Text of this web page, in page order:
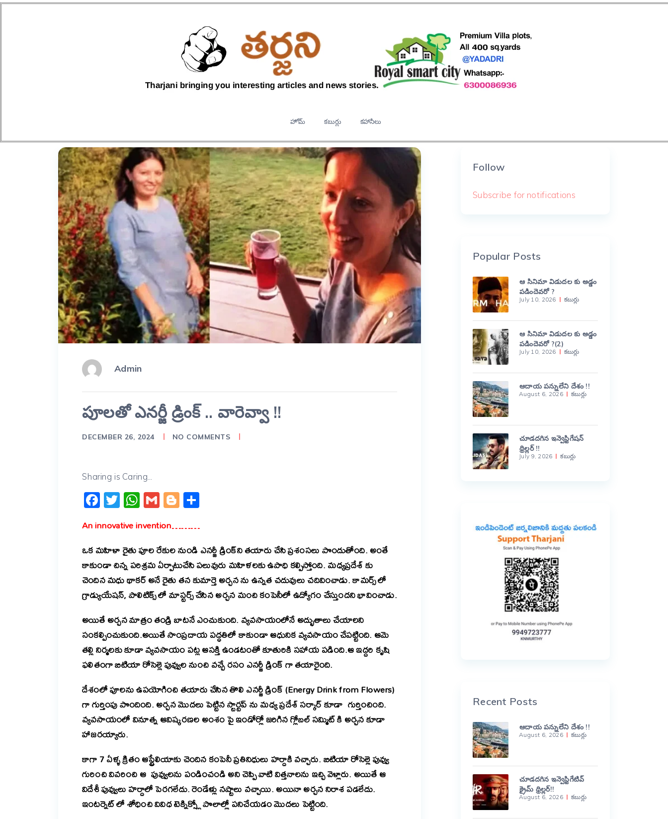
హోమ్ కబుర్లు కహానీలు
Admin
పూలతో ఎనర్జీ డ్రింక్ .. వారెవ్వా !!
DECEMBER 26, 2024 NO COMMENTS
Sharing is Caring...
Facebook
Twitter
WhatsApp
GmailBlogger
An innovative invention………
ఒక మహిళా రైతు పూల రేకుల నుండి ఎనర్జీ డ్రింక్‌ని తయారు చేసి ప్రశంసలు పొందుతోంది. అంతే
కాకుండా చిన్న పరిశ్రమ ఏర్పాటుచేసి పలువురు మహిళలకు ఉపాధి కల్పిస్తోంది. మధ్యప్రదేశ్ కు
చెందిన మధు థాకర్ అనే రైతు తన కుమార్తె అర్చన ను ఉన్నత చదువులు చదివించాడు. కామర్స్ లో
గ్రాడ్యుయేషన్, పాలిటిక్స్ లో మాస్టర్స్ చేసిన అర్చన మంచి కంపెనీలో ఉద్యోగం చేస్తుందని భావించాడు.
అయితే అర్చన మాత్రం తండ్రి బాటనే ఎంచుకుంది. వ్యవసాయంలోనే అద్భుతాలు చేయాలని
సంకల్పించుకుంది.అయితే సాంప్రదాయ పద్ధతిలో కాకుండా ఆధునిక వ్యవసాయం చేపట్టింది. ఆమె
తల్లి నిర్మలకు కూడా వ్యవసాయం పట్ల ఆసక్తి ఉండటంతో కూతురికి సహాయ పడింది.ఆ ఇద్దరి కృషి
ఫలితంగా బిటియా రోసెల్లె పువ్వుల నుంచి వచ్చే రసం ఎనర్జీ డ్రింక్ గా తయారైంది.
దేశంలో పూలను ఉపయోగించి తయారు చేసిన తొలి ఎనర్జీ డ్రింక్ (Energy Drink from Flowers)
గా గుర్తింపు పొందింది. అర్చన మొదలు పెట్టిన స్టార్టప్ ను మధ్య ప్రదేశ్ సర్కార్ కూడా గుర్తించింది.
వ్యవసాయంలో వినూత్న ఆవిష్కరణల అంశం పై ఇండోర్లో జరిగిన గ్లోబల్ సమ్మిట్ కి అర్చన కూడా
హాజరయ్యారు.
కాగా 7 ఏళ్ళ క్రితం ఆస్ట్రేలియాకు చెందిన కంపెనీ ప్రతినిధులు హర్దాకి వచ్చారు. బిటియా రోసెల్లె పువ్వు
గురించి వివరించి ఆ పువ్వులను పండించండి అని చెప్పి వాటి విత్తనాలను ఇచ్చి వెళ్లారు. అయితే ఆ
విదేశీ పువ్వులు హర్దాలో పెరగలేదు. రెండేళ్లు నష్టాలు వచ్చాయి. అయినా అర్చన నిరాశ పడలేదు.
ఇంటర్నెట్ లో శోధించి వివిధ టెక్నిక్స్లో పొలాల్లో పనిచేయడం మొదలు పెట్టింది.
Follow
Subscribe for notifications
Popular Posts
ఆ సినిమా విడుదల కు అడ్డం
పడిందెవరో ?
July 10, 2026 కబుర్లు
ఆ సినిమా విడుదల కు అడ్డం
పడిందెవరో ?(2)
July 10, 2026 కబుర్లు
ఆదాయ పన్నులేని దేశం !!
August 6, 2026 కబుర్లు
చూడదగిన ఇన్వెస్టిగేషన్
థ్రిల్లర్ !!
July 9, 2026 కబుర్లు
Recent Posts
ఆదాయ పన్నులేని దేశం !!
August 6, 2026 కబుర్లు
చూడదగిన ఇన్వెస్టిగేటివ్
క్రైమ్ థ్రిల్లర్!!
August 6, 2026 కబుర్లు